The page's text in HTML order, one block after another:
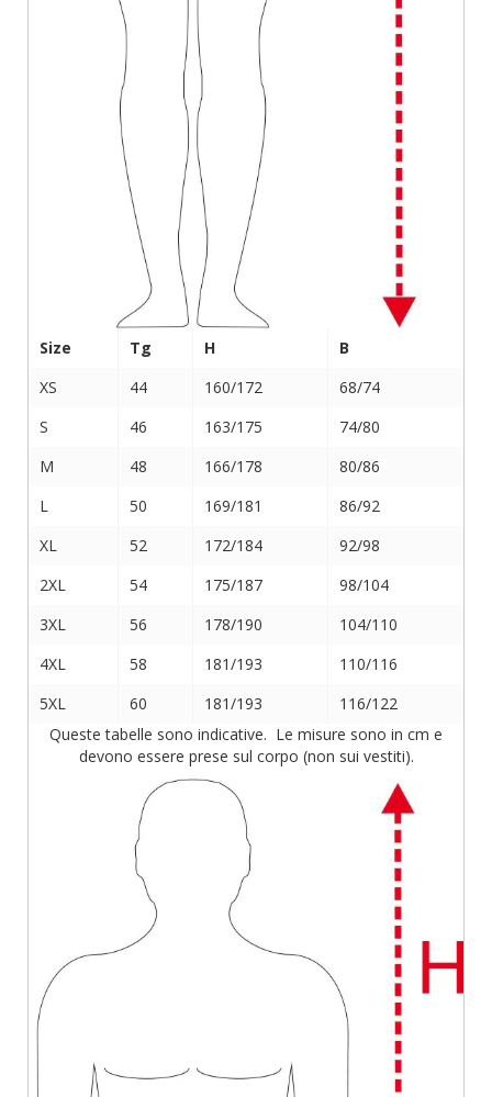
Size Tg H
B
XS
44 160/172
68/74
S
46 163/175
74/80
M
48 166/178
80/86
L
50 169/181
86/92
XL
52 172/184
92/98
2XL
54 175/187
98/104
3XL
56 178/190
104/110
4XL
58 181/193
110/116
5XL
60 181/193
116/122
Queste tabelle sono indicative. Le misure sono in cm e
devono essere prese sul corpo (non sui vestiti).